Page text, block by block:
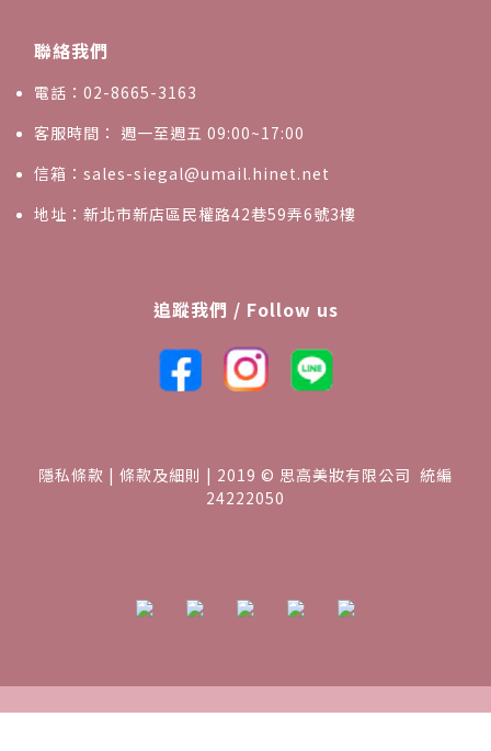
聯絡我們
電話：02-8665-3163
客服時間： 週一至週五 09:00~17:00
信箱：sales-siegal@umail.hinet.net
地址：新北市新店區民權路42巷59弄6號3樓
追蹤我們 / Follow us
隱私條款 | 條款及細則 | 2019 © 思高美妝有限公司 統編
24222050